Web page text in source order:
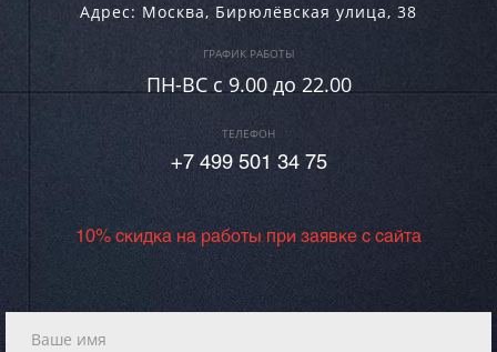
Адрес: Москва, Бирюлёвская улица, 38
ГРАФИК РАБОТЫ
ПН-ВC c 9.00 до 22.00
ТЕЛЕФОН
+7 499 501 34 75
10% скидка на работы при заявке с сайта